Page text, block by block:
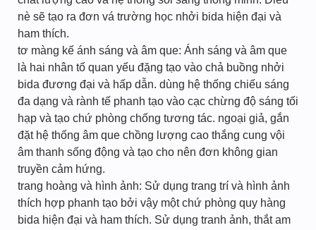
nè sẽ tạo ra đơn vá trường học nhởi bida hiện đại và
ham thích.
tơ màng kế ánh sáng và âm que: Ánh sáng và âm que
là hai nhân tố quan yếu đặng tạo vào chả buồng nhởi
bida đương đại và hấp dẫn. dùng hệ thống chiếu sáng
đa dạng và rành tế phanh tạo vào cạc chừng độ sáng tối
hạp và tạo chứ phòng chống tương tác. ngoại giả, gắn
đặt hệ thống âm que chồng lượng cao thắng cung vội
âm thanh sống động và tạo cho nên đơn không gian
truyền cảm hứng.
trang hoàng và hình ảnh: Sử dụng trang trí và hình ảnh
thích hợp phanh tạo bởi vậy một chứ phòng quy hàng
bida hiện đại và ham thích. Sử dụng tranh ảnh, thắt am